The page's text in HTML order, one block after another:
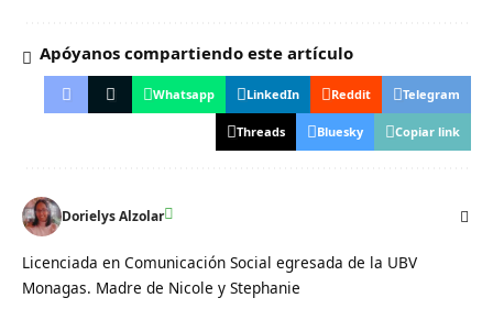
Apóyanos compartiendo este artículo
Whatsapp LinkedIn Reddit Telegram
Threads Bluesky Copiar link
Dorielys Alzolar
Licenciada en Comunicación Social egresada de la UBV
Monagas. Madre de Nicole y Stephanie